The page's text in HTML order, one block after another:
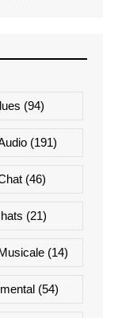
(94)
(191)
(46)
(21)
(14)
(54)